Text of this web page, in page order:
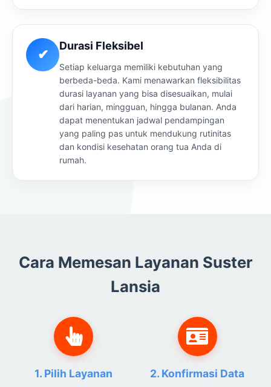
✔
Durasi Fleksibel
Setiap keluarga memiliki kebutuhan yang
berbeda-beda. Kami menawarkan fleksibilitas
durasi layanan yang bisa disesuaikan, mulai
dari harian, mingguan, hingga bulanan. Anda
dapat menentukan jadwal pendampingan
yang paling pas untuk mendukung rutinitas
dan kondisi kesehatan orang tua Anda di
rumah.
Cara Memesan Layanan Suster
Lansia
1. Pilih Layanan 2. Konfirmasi Data